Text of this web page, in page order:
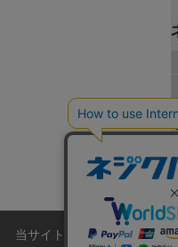
当サイトでは利用体験の向